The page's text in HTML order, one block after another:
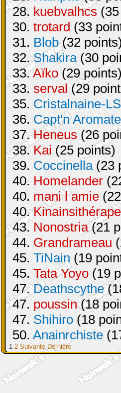
28. kuebvalhcs
30. trotard (33
31. Blob(32 points)
32.Shakira(30
33.Aïko (29 points)
33. serval (29
35. Cristalnaine-
36. Capt'n Aromate
37.Heneus (26
38. Kai (25 points)
39. Coccinella(23
40. Homelander
40. mani l amie
40.
43. Nonostria(21
44. Grandrameau
45. TiNain (19
45. Tata Yoyo (19
47.Deathscythe
47. poussin(18
47. Shihiro (18
50. Anainrchiste
1 2 Suivante Dernière